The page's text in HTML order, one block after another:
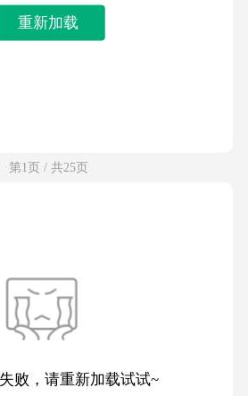
重新加载
第1页 / 共25页
败，请重新加载试试~